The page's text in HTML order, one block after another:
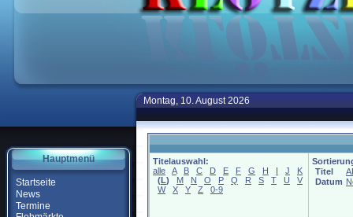
Hauptmenü
Startseite
News
Termine
Montag, 10. August 2026
Titelauswahl:
alle
A B C D E F G H I J
K
(L) M N O P Q R S T U
V
W
X Y Z 0-9
Titel
Datum